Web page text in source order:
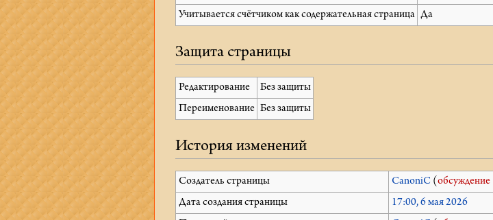
Учитывается счётчиком как содержательная страница Да
Защита страницы
Редактирование
Без защиты
Переименование Без защиты
История изменений
Создатель страницы CanoniC (обсуждение|
Дата создания страницы
17:00, 6 мая 2026